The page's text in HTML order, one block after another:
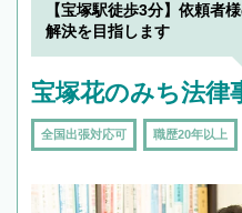
【宝塚駅徒歩3分】依頼者
解決を目指します
宝塚花のみち法律
全国出張対応可 職歴20年以上